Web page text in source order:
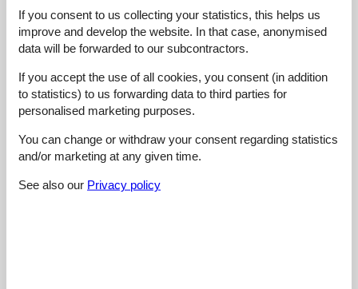
General:
Leider hat die Registrierung der Gästekarte nicht gleich
geklappt, so dass wir den Eintritt ins Schwimmbad zahlen
mussten. Unser Zimmer war groß, das Bad hingehen eine
Nische mit Schiebetüren. Beleibtere Menschen würden es nicht
schaffen, auf dem WC Platz zu nehmen. Frühstück war gut und
das Personal freundlich
4,8 januar 2026
Cleaning: 5 Location:
If you consent to us collecting your statistics, this helps us
improve and develop the website. In that case, anonymised
data will be forwarded to our subcontractors.
If you accept the use of all cookies, you consent (in addition
to statistics) to us forwarding data to third parties for
personalised marketing purposes.
You can change or withdraw your consent regarding statistics
and/or marketing at any given time.
See also our Privacy policy